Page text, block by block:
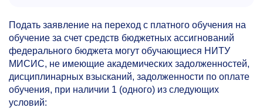
Подать заявление на переход с платного обучения на
обучение за счет средств бюджетных ассигнований
федерального бюджета могут обучающиеся НИТУ
МИСИС, не имеющие академических задолженностей,
дисциплинарных взысканий, задолженности по оплате
обучения, при наличии 1 (одного) из следующих
условий: